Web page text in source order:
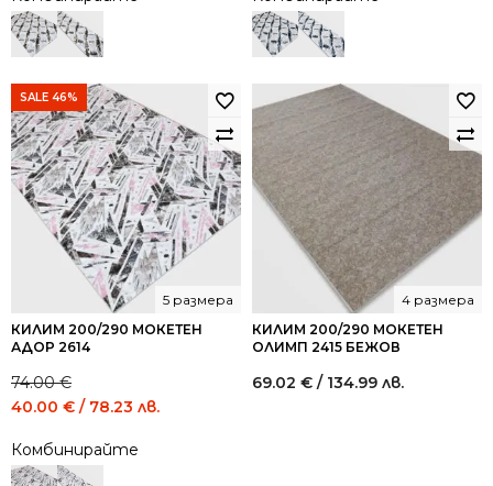
74.00 €
/
лв..
74.00 €
/
лв..
SALE 46%
КИЛИМ 200/290 МОКЕТЕН
АДОР 2614
5 размера
74.00€
Original
was:
74.00 €
40.00 € / 78.23 лв.
Комбинирайте
КИЛИМ 200/290 МОКЕТЕН
ОЛИМП 2415 БЕЖОВ
4 размера
69.02 € / 134.99 лв.